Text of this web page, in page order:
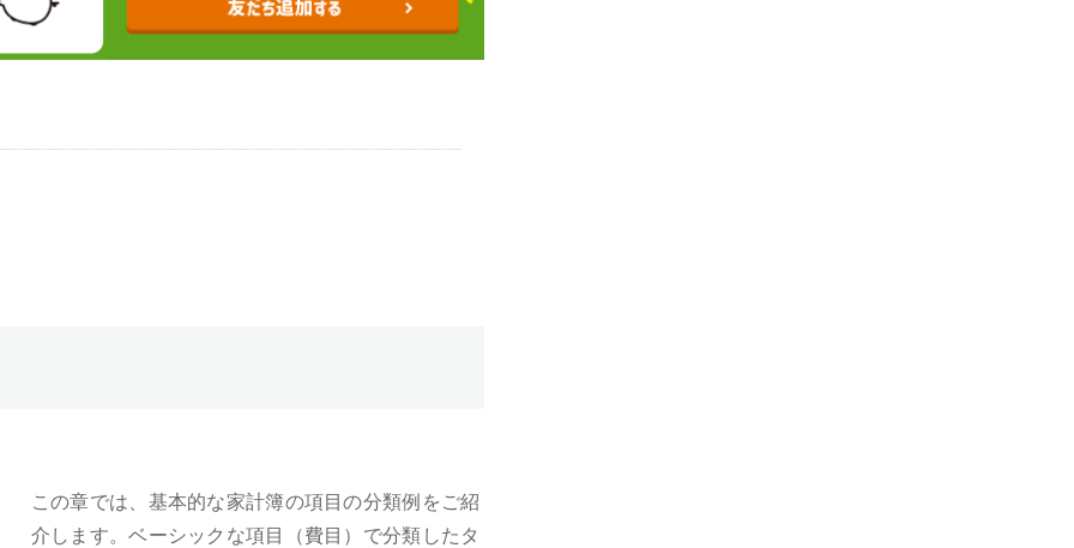
この章では、基本的な家計簿の項目の分類例をご紹
介します。ベーシックな項目（費目）で分類したタ